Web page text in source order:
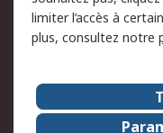
Campagnes
A propos de RS
A propos de RS
Le groupe RS
limiter l’accès à
plus, consultez notre